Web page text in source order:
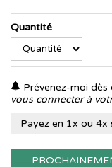
Quantité
Prévenez-moi
vous connecter à
Payez en 1x ou 4x